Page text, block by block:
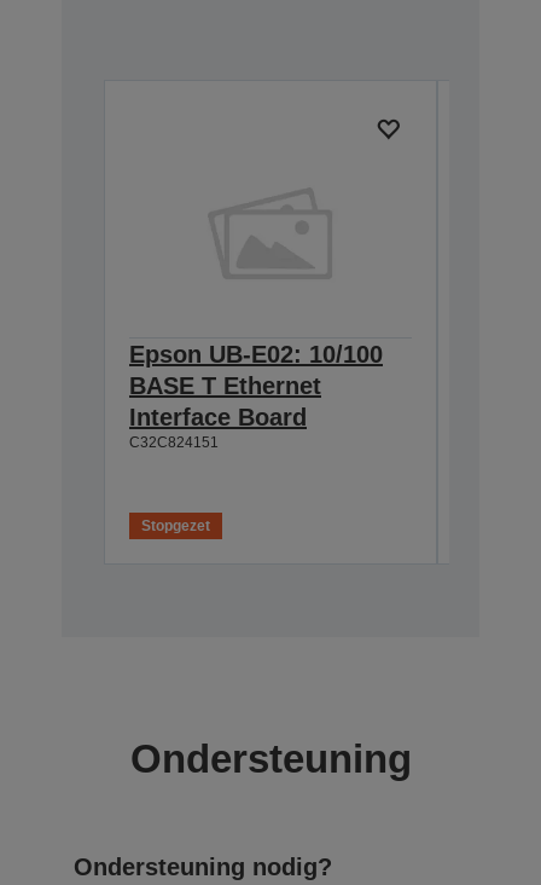
Epson UB-E02: 10/100
BASE T Ethernet
Interface Board
C32C824151
Stopgezet
Ondersteuning
Ondersteuning nodig?